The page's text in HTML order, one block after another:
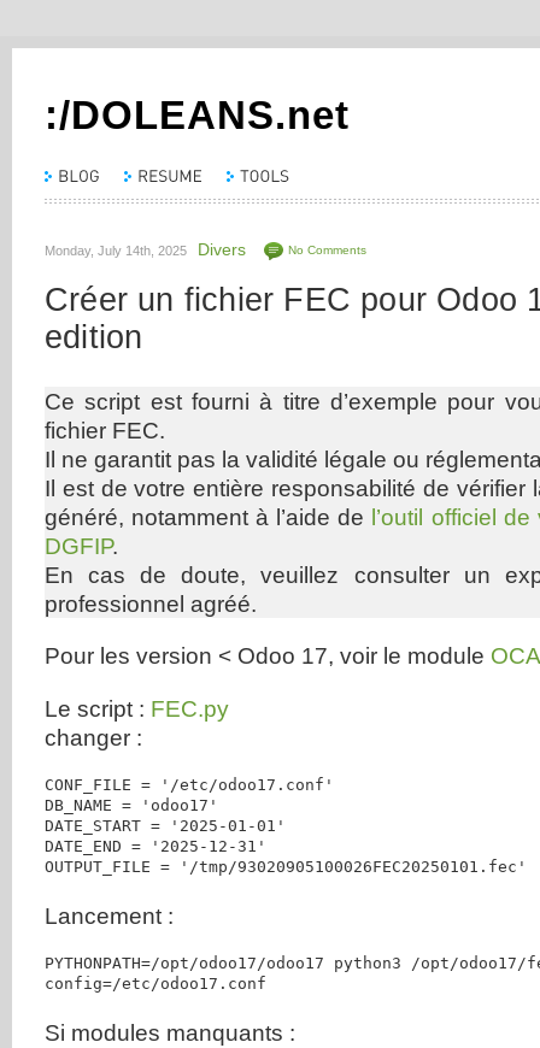
:/DOLEANS.net
Monday, July 14th, 2025 Divers No Comments
Créer un fichier FEC pour Odoo
edition
Ce script est fourni à titre d’exemple pour
fichier FEC.
Il ne garantit pas la validité légale ou
Il est de votre entière responsabilité de vérifier
généré, notamment à l’aide de l’outil officiel
DGFIP.
En cas de doute, veuillez consulter un
professionnel agréé.
Pour les version < Odoo 17, voir le module OCA
Le script : FEC.py
changer :
CONF_FILE = '/etc/odoo17.conf'
DB_NAME = 'odoo17'
DATE_START = '2025-01-01'
DATE_END = '2025-12-31'
OUTPUT_FILE = '/tmp/93020905100026FEC20250101.fec'
Lancement :
PYTHONPATH=/opt/odoo17/odoo17 python3 /opt/
config=/etc/odoo17.conf
Si modules manquants :